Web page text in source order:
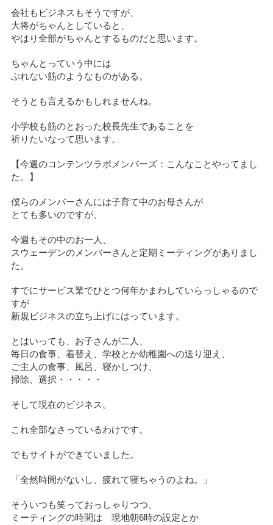
会社もビジネスもそうですが、
大将がちゃんとしていると、
やはり全部がちゃんとするものだと思います。
ちゃんとっていう中には
ぶれない筋のようなものがある。
そうとも言えるかもしれませんね。
小学校も筋のとおった校長先生であることを
祈りたいなって思います。
【今週のコンテンツラボメンバーズ：こんなことやってまし
た。】
僕らのメンバーさんには子育て中のお母さんが
とても多いのですが、
今週もその中のお一人、
スウェーデンのメンバーさんと定期ミーティングがありまし
た。
すでにサービス業でひとつ何年かまわしていらっしゃるので
すが
新規ビジネスの立ち上げにはっています。
とはいっても、お子さんが二人、
毎日の食事、着替え、学校とか幼稚園への送り迎え、
ご主人の食事、風呂、寝かしつけ、
掃除、選択・・・・・
そして現在のビジネス。
これ全部なさっているわけです。
でもサイトができていました。
「全然時間がないし、疲れて寝ちゃうのよね。」
そういつも笑っておっしゃりつつ、
ミーティングの時間は 現地朝6時の設定とか